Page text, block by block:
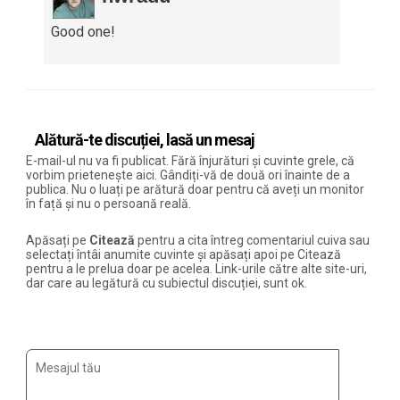
Good one!
Alătură-te discuției, lasă un mesaj
E-mail-ul nu va fi publicat. Fără înjurături și cuvinte grele, că
vorbim prietenește aici. Gândiți-vă de două ori înainte de a
publica. Nu o luați pe arătură doar pentru că aveți un monitor
în față și nu o persoană reală.
Apăsați pe Citează pentru a cita întreg comentariul cuiva sau
selectați întâi anumite cuvinte și apăsați apoi pe Citează
pentru a le prelua doar pe acelea. Link-urile către alte site-uri,
dar care au legătură cu subiectul discuției, sunt ok.